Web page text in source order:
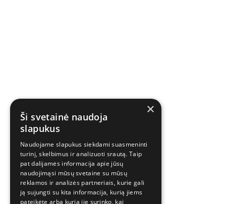
×
Ši svetainė naudoja
slapukus
Naudojame slapukus siekdami suasmeninti
turinį, skelbimus ir analizuoti srautą. Taip
pat dalijamės informacija apie jūsų
naudojimąsi mūsų svetaine su mūsų
reklamos ir analizės partneriais, kurie gali
ją sujungti su kita informacija, kurią jiems
pateikėte arba kurią jie surinko, kai